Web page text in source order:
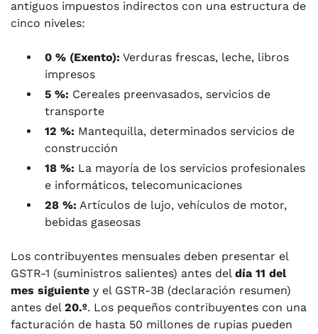
antiguos impuestos indirectos con una estructura de
cinco niveles:
0 % (Exento): Verduras frescas, leche, libros
impresos
5 %: Cereales preenvasados, servicios de
transporte
12 %: Mantequilla, determinados servicios de
construcción
18 %: La mayoría de los servicios profesionales
e informáticos, telecomunicaciones
28 %: Artículos de lujo, vehículos de motor,
bebidas gaseosas
Los contribuyentes mensuales deben presentar el
GSTR-1 (suministros salientes) antes del día 11 del
mes siguiente y el GSTR-3B (declaración resumen)
antes del 20.º. Los pequeños contribuyentes con una
facturación de hasta 50 millones de rupias pueden